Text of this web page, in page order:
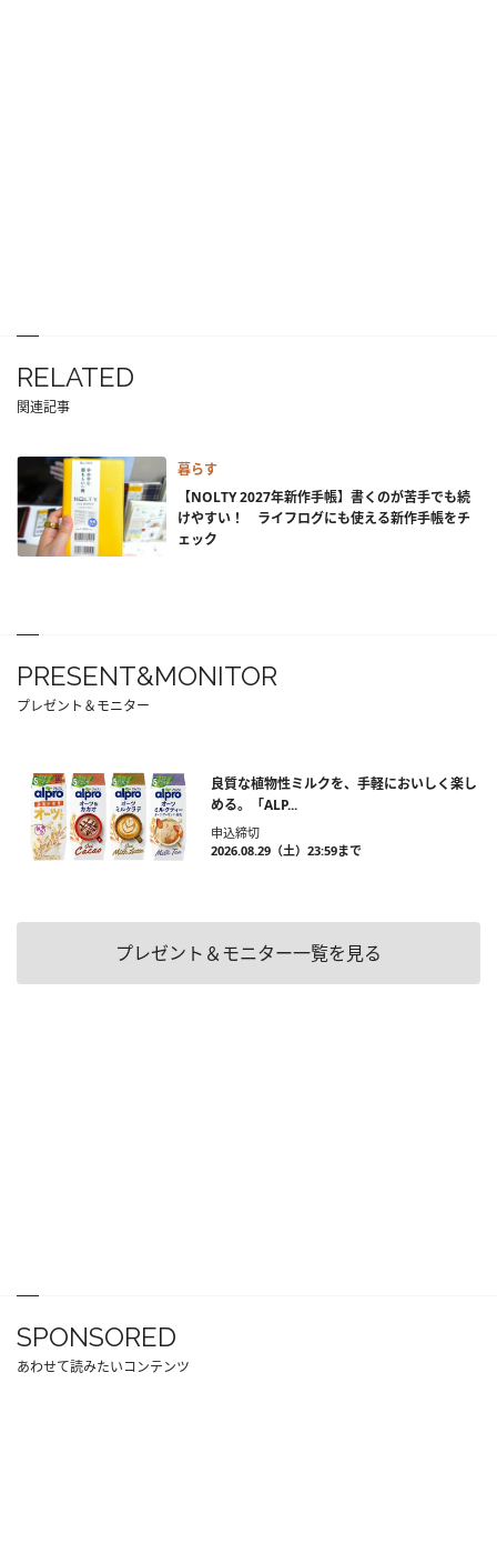
RELATED
関連記事
暮らす
【NOLTY 2027年新作手帳】書くのが苦手でも続
けやすい！ ライフログにも使える新作手帳をチ
ェック
PRESENT&MONITOR
プレゼント＆モニター
良質な植物性ミルクを、手軽においしく楽し
める。「ALP...
申込締切
2026.08.29（土）23:59まで
プレゼント＆モニター一覧を見る
SPONSORED
あわせて読みたいコンテンツ